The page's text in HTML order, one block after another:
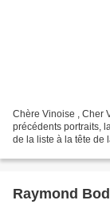
Chère Vinoise , Cher
précédents portraits,
de la liste à la tête de
Raymond